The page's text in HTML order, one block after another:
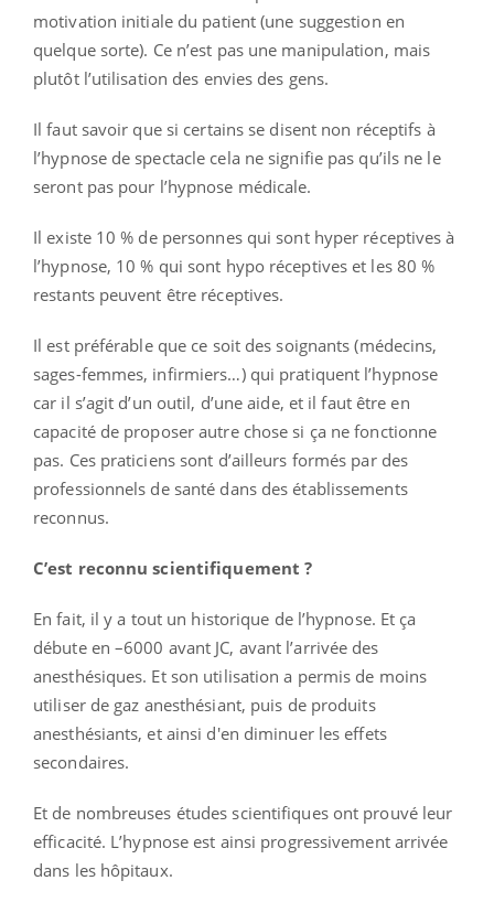
motivation initiale du patient (une suggestion en
quelque sorte). Ce n’est pas une manipulation, mais
plutôt l’utilisation des envies des gens.
Il faut savoir que si certains se disent non réceptifs à
l’hypnose de spectacle cela ne signifie pas qu’ils ne le
seront pas pour l’hypnose médicale.
Il existe 10 % de personnes qui sont hyper réceptives à
l’hypnose, 10 % qui sont hypo réceptives et les 80 %
restants peuvent être réceptives.
Il est préférable que ce soit des soignants (médecins,
sages-femmes, infirmiers…) qui pratiquent l’hypnose
car il s’agit d’un outil, d’une aide, et il faut être en
capacité de proposer autre chose si ça ne fonctionne
pas. Ces praticiens sont d’ailleurs formés par des
professionnels de santé dans des établissements
reconnus.
C’est reconnu scientifiquement ?
En fait, il y a tout un historique de l’hypnose. Et ça
débute en –6000 avant JC, avant l’arrivée des
anesthésiques. Et son utilisation a permis de moins
utiliser de gaz anesthésiant, puis de produits
anesthésiants, et ainsi d'en diminuer les effets
secondaires.
Et de nombreuses études scientifiques ont prouvé leur
efficacité. L’hypnose est ainsi progressivement arrivée
dans les hôpitaux.